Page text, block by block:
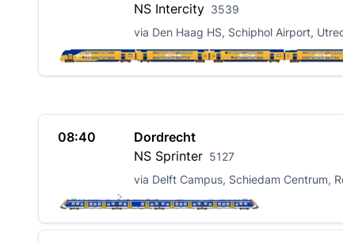
NS Intercity 3539
via Den Haag HS, Schiphol Airport,
08:40
Dordrecht
NS Sprinter 5127
via Delft Campus, Schiedam Centrum,